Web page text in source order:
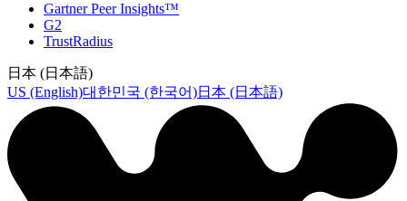
Gartner Peer Insights™
G2
TrustRadius
日本 (日本語)
US (English)대한민국 (한국어)日本 (日本語)